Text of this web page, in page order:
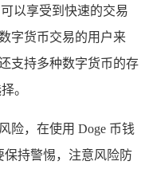
以享受到快速的交易
字货币交易的用户来
支持多种数字货币的存
。
险，在使用 Doge 币钱
保持警惕，注意风险防